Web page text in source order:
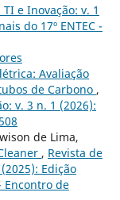
e Inovação: v. 1
do 17º ENTEC -
Avaliação
de Carbono ,
v. 3 n. 1 (2026):
de Lima,
, Revista de
Edição
Encontro de